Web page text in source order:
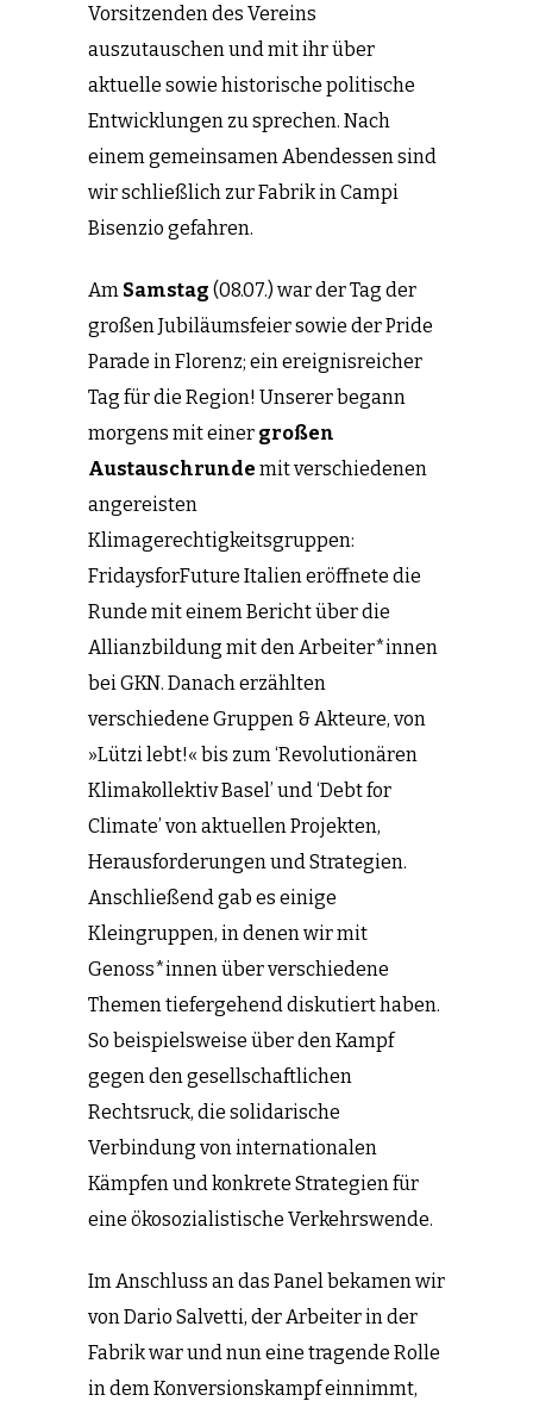
Vorsitzenden des Vereins
auszutauschen und mit ihr über
aktuelle sowie historische politische
Entwicklungen zu sprechen. Nach
einem gemeinsamen Abendessen sind
wir schließlich zur Fabrik in Campi
Bisenzio gefahren.
Am Samstag (08.07.) war der Tag der
großen Jubiläumsfeier sowie der Pride
Parade in Florenz; ein ereignisreicher
Tag für die Region! Unserer begann
morgens mit einer großen
Austauschrunde mit verschiedenen
angereisten
Klimagerechtigkeitsgruppen:
FridaysforFuture Italien eröffnete die
Runde mit einem Bericht über die
Allianzbildung mit den Arbeiter*innen
bei GKN. Danach erzählten
verschiedene Gruppen & Akteure, von
»Lützi lebt!« bis zum ‘Revolutionären
Klimakollektiv Basel’ und ‘Debt for
Climate’ von aktuellen Projekten,
Herausforderungen und Strategien.
Anschließend gab es einige
Kleingruppen, in denen wir mit
Genoss*innen über verschiedene
Themen tiefergehend diskutiert haben.
So beispielsweise über den Kampf
gegen den gesellschaftlichen
Rechtsruck, die solidarische
Verbindung von internationalen
Kämpfen und konkrete Strategien für
eine ökosozialistische Verkehrswende.
Im Anschluss an das Panel bekamen wir
von Dario Salvetti, der Arbeiter in der
Fabrik war und nun eine tragende Rolle
in dem Konversionskampf einnimmt,